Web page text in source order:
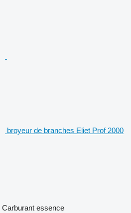
broyeur de branches Eliet Prof 2000
Carburant essence